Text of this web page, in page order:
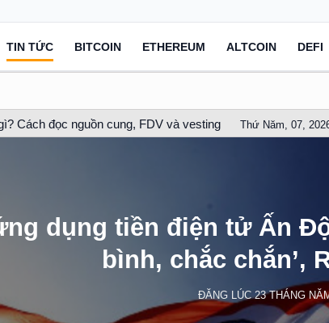
TIN TỨC BITCOIN ETHEREUM ALTCOIN DEFI
Cách đọc nguồn cung, FDV và vesting Thứ Năm, 07,
dụng tiền điện tử Ấn
bình, chắc chắn’,
ĐĂNG LÚC23 THÁNG